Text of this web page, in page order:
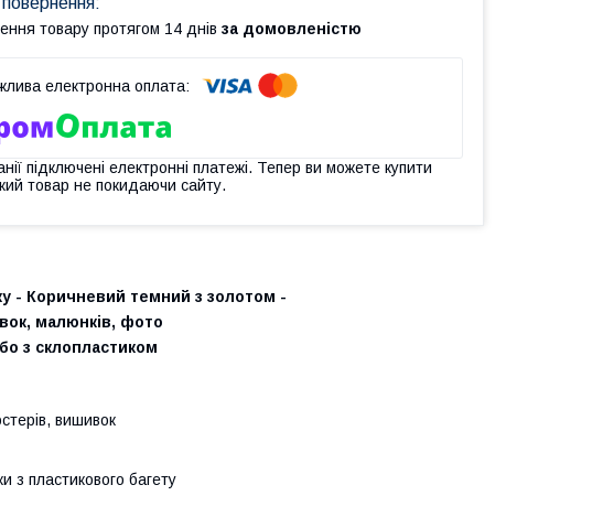
товару протягом 14 днів за домовленістю
підключені електронні платежі. Тепер ви можете купити
товар не покидаючи сайту.
- Коричневий темний з золотом -
малюнків, фото
з склопластиком
вишивок
з пластикового багету